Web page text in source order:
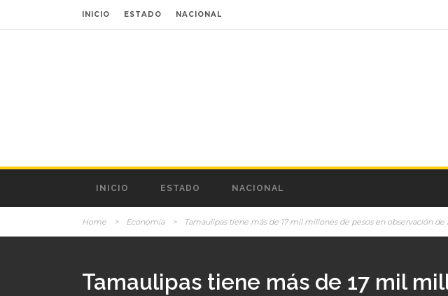
INICIO ESTADO NACIONAL
INICIO ESTADO NACIONAL
Home > Economía > Tamaulipas tiene más de 17 mil millones de pesos en observación de
Tamaulipas tiene más de 17 mil